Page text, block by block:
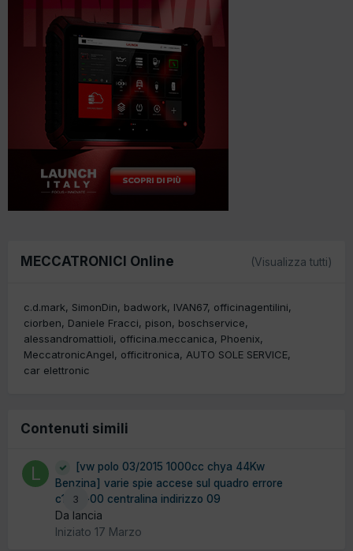
MECCATRONICI Online (Visualizza tutti)
c.d.mark SimonDin badwork IVAN67 officinagentilini
ciorben
Daniele Fracci pison
boschservice
alessandromattioli
officina.meccanica
Phoenix
MeccatronicAngel
officitronica
AUTO SOLE SERVICE
car elettronic
Contenuti simili
3
[vw polo 03/2015 1000cc chya 44Kw
Benzina] varie spie accese sul quadro errore
c10ca-00 centralina indirizzo 09
Da lancia
Iniziato 17 Marzo